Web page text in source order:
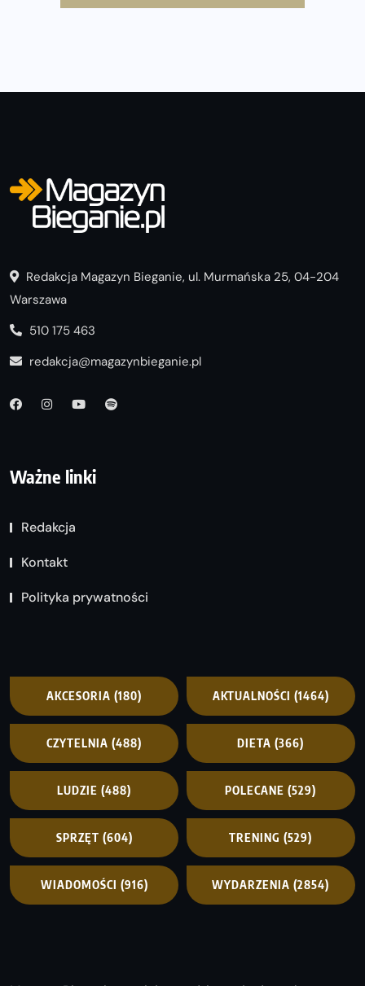
poradnik przed startem
Redakcja Magazyn Bieganie, ul. Murmańska 25, 04-204
Warszawa
510 175 463
redakcja@magazynbieganie.pl
Ważne linki
Redakcja
Kontakt
Polityka prywatności
AKCESORIA (180) AKTUALNOŚCI (1464)
CZYTELNIA (488) DIETA (366)
LUDZIE (488) POLECANE (529)
SPRZĘT (604) TRENING (529)
WIADOMOŚCI (916) WYDARZENIA (2854)